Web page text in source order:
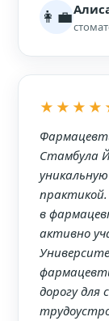
👩‍💼
Стамбула
в
активно
дорогу для